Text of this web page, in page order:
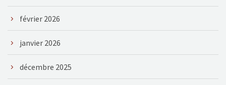
février 2026
janvier 2026
décembre 2025